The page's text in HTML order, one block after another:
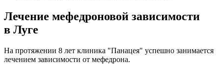
Лечение мефедроновой зависимости
в Луге
На протяжении 8 лет клиника "Панацея" успешно занимается
лечением зависимости от мефедрона.